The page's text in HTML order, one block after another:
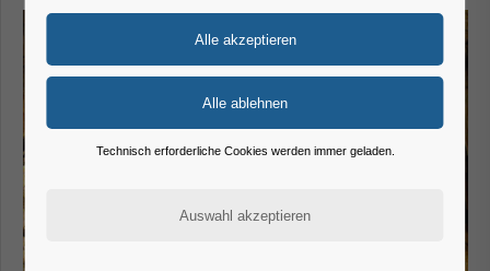
Technisch erforderliche Cookies werden immer geladen.